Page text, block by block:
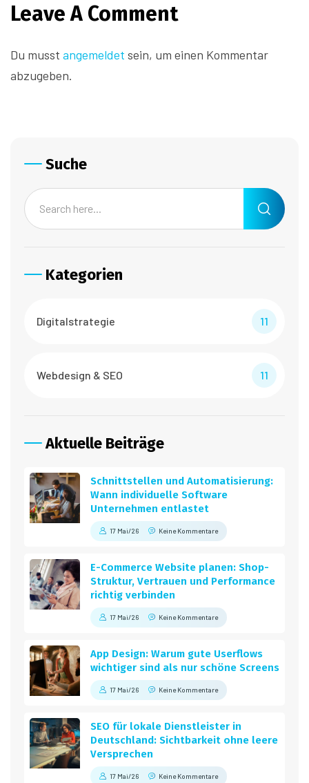
Leave A Comment
Du musst angemeldet sein, um einen Kommentar
abzugeben.
Suche
Kategorien
Digitalstrategie 11
Webdesign & SEO 11
Aktuelle Beiträge
Schnittstellen und Automatisierung:
Wann individuelle Software
Unternehmen entlastet
17 Mai/26 Keine Kommentare
E-Commerce Website planen: Shop-
Struktur, Vertrauen und Performance
richtig verbinden
17 Mai/26 Keine Kommentare
App Design: Warum gute Userflows
wichtiger sind als nur schöne Screens
17 Mai/26 Keine Kommentare
SEO für lokale Dienstleister in
Deutschland: Sichtbarkeit ohne leere
Versprechen
17 Mai/26 Keine Kommentare